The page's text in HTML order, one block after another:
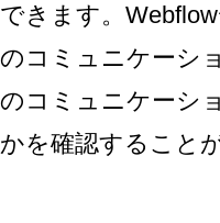
できます。
のコミュニケーシ
のコミュニケーシ
かを確認すること